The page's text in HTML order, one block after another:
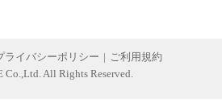
ライバシーポリシー | ご利用規約
All Rights Reserved.